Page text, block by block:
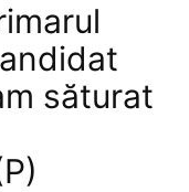
săturat